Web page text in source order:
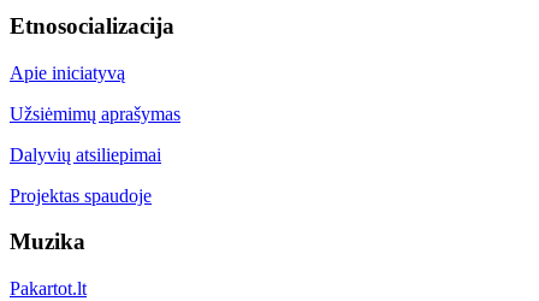
Etnosocializacija
Apie iniciatyvą
Užsiėmimų aprašymas
Dalyvių atsiliepimai
Projektas spaudoje
Muzika
Pakartot.lt